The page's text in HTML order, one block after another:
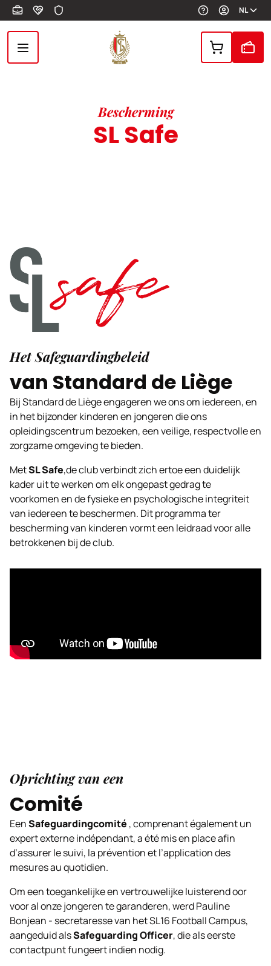
Overslaan en naar de inhoud gaan NL
Bescherming
SL Safe
Het Safeguardingbeleid
van Standard de Liège
Bij Standard de Liège engageren we ons om iedereen, en
in het bijzonder kinderen en jongeren die ons
opleidingscentrum bezoeken, een veilige, respectvolle en
zorgzame omgeving te bieden.
MetSL Safe,de club verbindt zich ertoe een duidelijk
kader uit te werken om elk ongepast gedrag te
voorkomen en de fysieke en psychologische integriteit
van iedereen te beschermen. Dit programma ter
bescherming van kinderen vormt een leidraad voor alle
betrokkenen bij de club.
Oprichting van een
Comité
EenSafeguardingcomité , comprenant également un
expert externe indépendant, a été mis en place afin
d’assurer le suivi, la prévention et l’application des
mesures au quotidien.
Om een toegankelijke en vertrouwelijke luisterend oor
voor al onze jongeren te garanderen, werd Pauline
Bonjean - secretaresse van het SL16 Football Campus,
aangeduid alsSafeguarding Officer, die als eerste
contactpunt fungeert indien nodig.